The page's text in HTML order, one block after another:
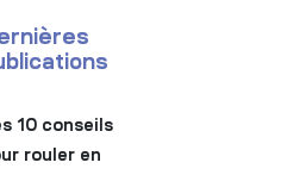
10 conseils
rouler en